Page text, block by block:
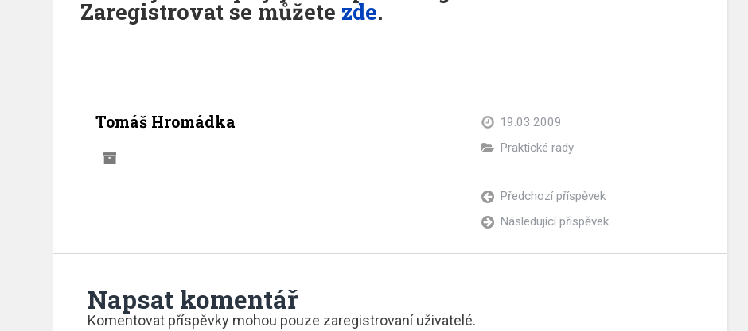
Zaregistrovat se můžete zde.
Tomáš Hromádka
19.03.2009
Praktické rady
Předchozí příspěvek
Následující příspěvek
Napsat komentář
Komentovat příspěvky mohou pouze zaregistrovaní uživatelé.